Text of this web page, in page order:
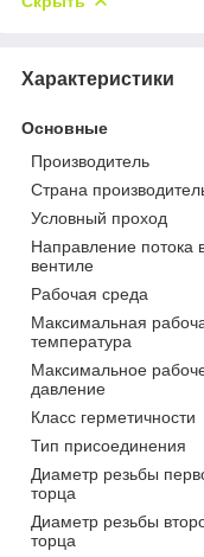
Характеристики
Основные
Производитель
Страна
Условный проход
Направление потока
вентиле
Рабочая среда
Максимальная
температура
Максимальное
давление
Класс герметичности
Тип присоединения
Диаметр резьбы
торца
Диаметр резьбы
торца